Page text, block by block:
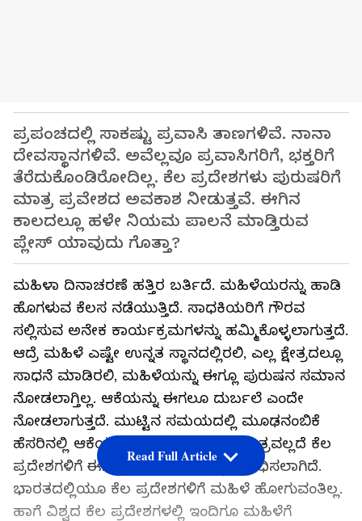
ಪ್ರಪಂಚದಲ್ಲಿ ಸಾಕಷ್ಟು ಪ್ರವಾಸಿ ತಾಣಗಳಿವೆ. ನಾನಾ
ದೇವಸ್ಥಾನಗಳಿವೆ. ಅವೆಲ್ಲವೂ ಪ್ರವಾಸಿಗರಿಗೆ, ಭಕ್ತರಿಗೆ
ತೆರೆದುಕೊಂಡಿರೋದಿಲ್ಲ. ಕೆಲ ಪ್ರದೇಶಗಳು ಪುರುಷರಿಗೆ
ಮಾತ್ರ ಪ್ರವೇಶದ ಅವಕಾಶ ನೀಡುತ್ತವೆ. ಈಗಿನ
ಕಾಲದಲ್ಲೂ ಹಳೇ ನಿಯಮ ಪಾಲನೆ ಮಾಡ್ತಿರುವ
ಪ್ಲೇಸ್ ಯಾವುದು ಗೊತ್ತಾ?
ಮಹಿಳಾ ದಿನಾಚರಣೆ ಹತ್ತಿರ ಬರ್ತಿದೆ. ಮಹಿಳೆಯರನ್ನು ಹಾಡಿ
ಹೊಗಳುವ ಕೆಲಸ ನಡೆಯುತ್ತಿದೆ. ಸಾಧಕಿಯರಿಗೆ ಗೌರವ
ಸಲ್ಲಿಸುವ ಅನೇಕ ಕಾರ್ಯಕ್ರಮಗಳನ್ನು ಹಮ್ಮಿಕೊಳ್ಳಲಾಗುತ್ತದೆ.
ಆದ್ರೆ ಮಹಿಳೆ ಎಷ್ಟೇ ಉನ್ನತ ಸ್ಥಾನದಲ್ಲಿರಲಿ, ಎಲ್ಲ ಕ್ಷೇತ್ರದಲ್ಲೂ
ಸಾಧನೆ ಮಾಡಿರಲಿ, ಮಹಿಳೆಯನ್ನು ಈಗ್ಲೂ ಪುರುಷನ ಸಮಾನ
ನೋಡಲಾಗ್ತಿಲ್ಲ. ಆಕೆಯನ್ನು ಈಗಲೂ ದುರ್ಬಲೆ ಎಂದೇ
ನೋಡಲಾಗುತ್ತದೆ. ಮುಟ್ಟಿನ ಸಮಯದಲ್ಲಿ ಮೂಢನಂಬಿಕೆ
ಹೆಸರಿನಲ್ಲಿ ಆಕೆಯನ್ನು ದೂರ ಇಡುವುದು ಮಾತ್ರವಲ್ಲದೆ ಕೆಲ
ಪ್ರದೇಶಗಳಿಗೆ ಈಗ್ಲೂ ಆಕೆ ಪ್ರವೇಶವನ್ನು ನಿಷೇಧಿಸಲಾಗಿದೆ.
ಭಾರತದಲ್ಲಿಯೂ ಕೆಲ ಪ್ರದೇಶಗಳಿಗೆ ಮಹಿಳೆ ಹೋಗುವಂತಿಲ್ಲ.
ಹಾಗೆ ವಿಶ್ವದ ಕೆಲ ಪ್ರದೇಶಗಳಲ್ಲಿ ಇಂದಿಗೂ ಮಹಿಳೆಗೆ
Read Full Article